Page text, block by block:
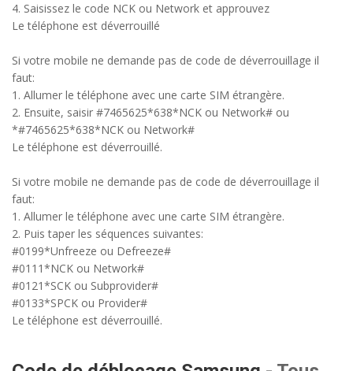
4. Saisissez le code NCK ou Network et approuvez
Le téléphone est déverrouillé
Si votre mobile ne demande pas de code de déverrouillage il
faut:
1. Allumer le téléphone avec une carte SIM étrangère.
2. Ensuite, saisir #7465625*638*NCK ou Network# ou
*#7465625*638*NCK ou Network#
Le téléphone est déverrouillé.
Si votre mobile ne demande pas de code de déverrouillage il
faut:
1. Allumer le téléphone avec une carte SIM étrangère.
2. Puis taper les séquences suivantes:
#0199*Unfreeze ou Defreeze#
#0111*NCK ou Network#
#0121*SCK ou Subprovider#
#0133*SPCK ou Provider#
Le téléphone est déverrouillé.